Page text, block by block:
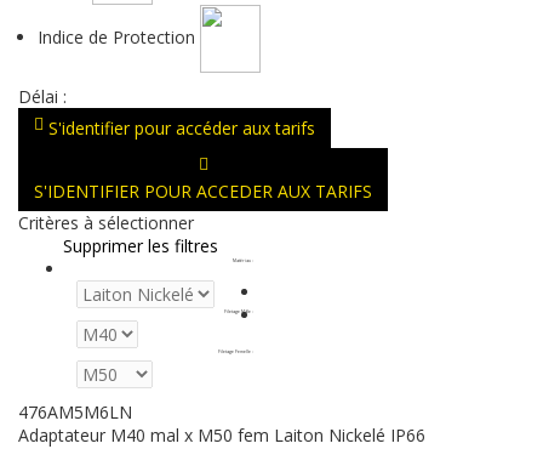
Indice de Protection
Délai :
S'identifier pour accéder aux tarifs
S'IDENTIFIER POUR ACCEDER AUX TARIFS
Critères à sélectionner
Supprimer les filtres
Matériau :
Filetage Mâle :
Filetage Femelle :
476AM5M6LN
Adaptateur M40 mal x M50 fem Laiton Nickelé IP66